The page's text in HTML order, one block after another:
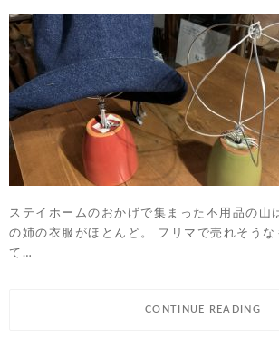
ステイホームのおかげで集まった不用品の山
の姉の衣服がほとんど。 フリマで売れそうな
て…
CONTINUE READING